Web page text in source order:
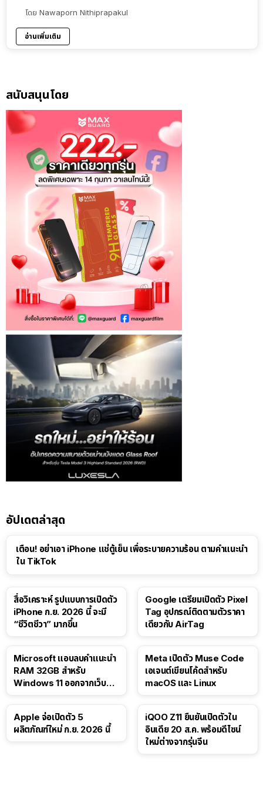
โดย Nawaporn Nithiprapakul
อ่านเพิ่มเติม
สนับสนุนโดย
อัปเดตล่าสุด
เตือน! อย่าเอา iPhone แช่ตู้เย็น เพื่อระบายความร้อน ตามคำแนะนำ
ใน TikTok
สื่อวิเคราะห์ รูปแบบการเปิดตัว
iPhone ก.ย. 2026 นี้ จะมี
“ชีวิตชีวา” มากขึ้น
Google เตรียมเปิดตัว Pixel
Tag อุปกรณ์ติดตามตัวราคา
เดียวกับ AirTag
Microsoft แอบลบคำแนะนำ
RAM 32GB สำหรับ
Windows 11 ออกจากเว็บตัว
Meta เปิดตัว Muse Code
เอเจนต์เขียนโค้ดสำหรับ
macOS และ Linux
Apple จ่อเปิดตัว 5
ผลิตภัณฑ์ใหม่ ก.ย. 2026 นี้
iQOO Z11 ยืนยันเปิดตัวใน
อินเดีย 20 ส.ค. พร้อมดีไซน์
ใหม่ต่างจากรุ่นจีน